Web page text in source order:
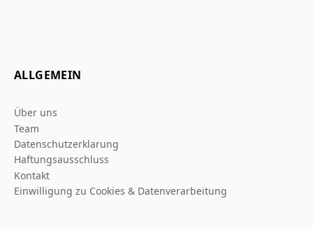
ALLGEMEIN
Über uns
Team
Datenschutzerklarung
Haftungsausschluss
Kontakt
Einwilligung zu Cookies & Datenverarbeitung